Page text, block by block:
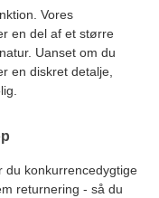
Vores
en del af et større
Uanset om du
en diskret detalje,
du konkurrencedygtige
returnering - så du